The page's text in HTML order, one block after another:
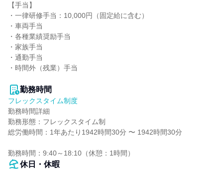
【手当】
・一律研修手当：10,000円（固定給に含む）
・車両手当
・各種業績奨励手当
・家族手当
・通勤手当
・時間外（残業）手当
勤務時間
フレックスタイム制度
勤務時間詳細
勤務形態：フレックスタイム制
総労働時間：1年あたり1942時間30分 〜 1942時間30分
勤務時間：9:40～18:10（休憩：1時間）
休日・休暇